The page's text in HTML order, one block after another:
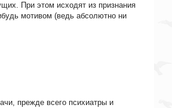
При этом исходят из признания
мотивом (ведь абсолютно ни
прежде всего психиатры и